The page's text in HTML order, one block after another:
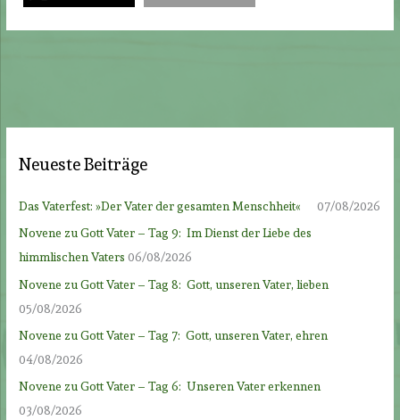
Neueste Beiträge
Das Vaterfest: »Der Vater der gesamten Menschheit«
07/08/2026
Novene zu Gott Vater – Tag 9: Im Dienst der Liebe des
himmlischen Vaters 06/08/2026
Novene zu Gott Vater – Tag 8: Gott, unseren Vater, lieben
05/08/2026
Novene zu Gott Vater – Tag 7: Gott, unseren Vater, ehren
04/08/2026
Novene zu Gott Vater – Tag 6: Unseren Vater erkennen
03/08/2026